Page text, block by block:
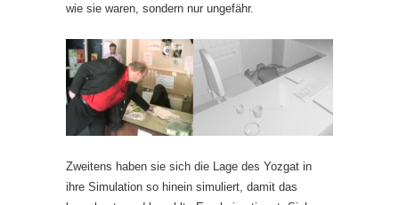
wie sie waren, sondern nur ungefähr.
Zweitens haben sie sich die Lage des Yozgat in
ihre Simulation so hinein simuliert, damit das